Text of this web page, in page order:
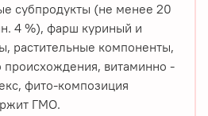
субпродукты (не менее 20
4 %), фарш куриный и
растительные компоненты,
происхождения, витаминно -
фито-композиция
ГМО.